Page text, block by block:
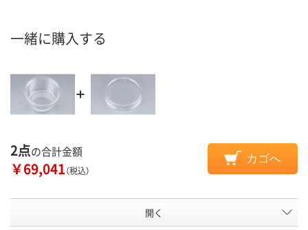
一緒に購入する
2点の合計金額
￥69,041（税込）
カゴへ
開く